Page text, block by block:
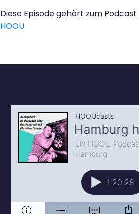
Diese Episode gehört zum Podcast
HOOU